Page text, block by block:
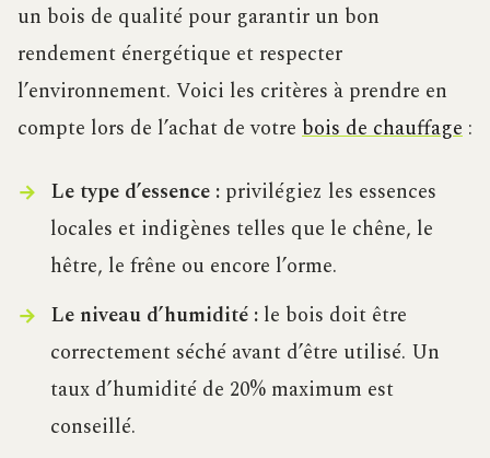
un bois de qualité pour garantir un bon
rendement énergétique et respecter
l’environnement. Voici les critères à prendre en
compte lors de l’achat de votre bois de chauffage :
Le type d’essence :privilégiez les essences
locales et indigènes telles que le chêne, le
hêtre, le frêne ou encore l’orme.
Le niveau d’humidité :le bois doit être
correctement séché avant d’être utilisé. Un
taux d’humidité de 20% maximum est
conseillé.